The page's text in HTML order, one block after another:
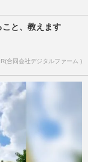
と、教えます
合同会社デジタルファーム )